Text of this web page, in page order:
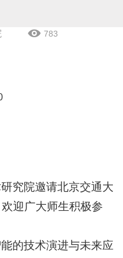
 783
究院邀请北京交通大
迎广大师生积极参
的技术演进与未来应